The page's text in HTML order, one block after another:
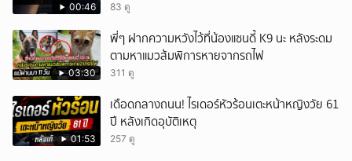
00:46 83 ดู
03:30
พี่ๆ ฝากความหวังไว้ที่น้องแซนดี้ K9 นะ หลังระดม
ตามหาแมวส้มพิการหายจากรถไฟ
311 ดู
01:53
เดือดกลางถนน! ไรเดอร์หัวร้อนเตะหน้าหญิงวัย 61
ปี หลังเกิดอุบัติเหตุ
257 ดู